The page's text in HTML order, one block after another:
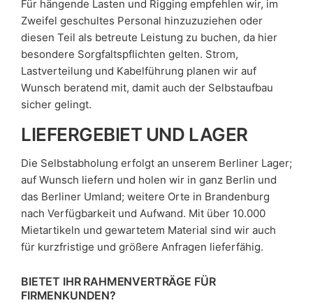
Für hängende Lasten und Rigging empfehlen wir, im
Zweifel geschultes Personal hinzuzuziehen oder
diesen Teil als betreute Leistung zu buchen, da hier
besondere Sorgfaltspflichten gelten. Strom,
Lastverteilung und Kabelführung planen wir auf
Wunsch beratend mit, damit auch der Selbstaufbau
sicher gelingt.
LIEFERGEBIET UND LAGER
Die Selbstabholung erfolgt an unserem Berliner Lager;
auf Wunsch liefern und holen wir in ganz Berlin und
das Berliner Umland; weitere Orte in Brandenburg
nach Verfügbarkeit und Aufwand. Mit über 10.000
Mietartikeln und gewartetem Material sind wir auch
für kurzfristige und größere Anfragen lieferfähig.
BIETET IHR RAHMENVERTRÄGE FÜR
FIRMENKUNDEN?